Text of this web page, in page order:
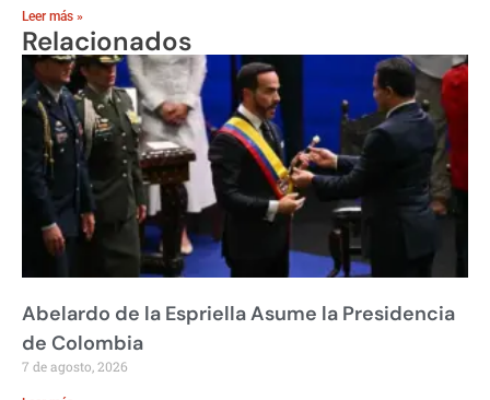
Leer más »
Relacionados
Abelardo de la Espriella Asume la Presidencia
de Colombia
7 de agosto, 2026